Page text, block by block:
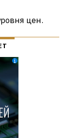
цен.